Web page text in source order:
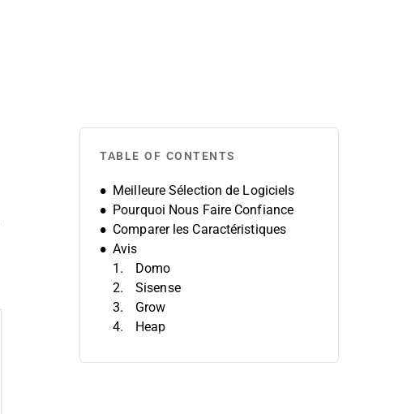
TABLE OF CONTENTS
Meilleure Sélection de Logiciels
Pourquoi Nous Faire Confiance
Comparer les Caractéristiques
Avis
Domo
Sisense
Grow
Heap
IBM Cognos Analytics